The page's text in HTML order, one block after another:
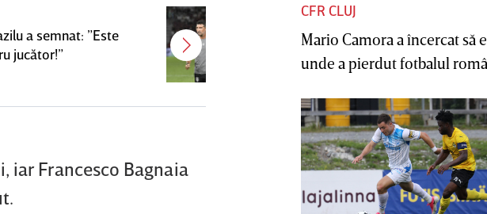
a semnat: ”Este
jucător!”
Antonio Folha a fost demis de la
CFR Cluj! Alţi 3 jucători sunt OUT
iar Francesco Bagnaia
CFR CLUJ
Mario Camora a încercat să
unde a pierdut fotbalul